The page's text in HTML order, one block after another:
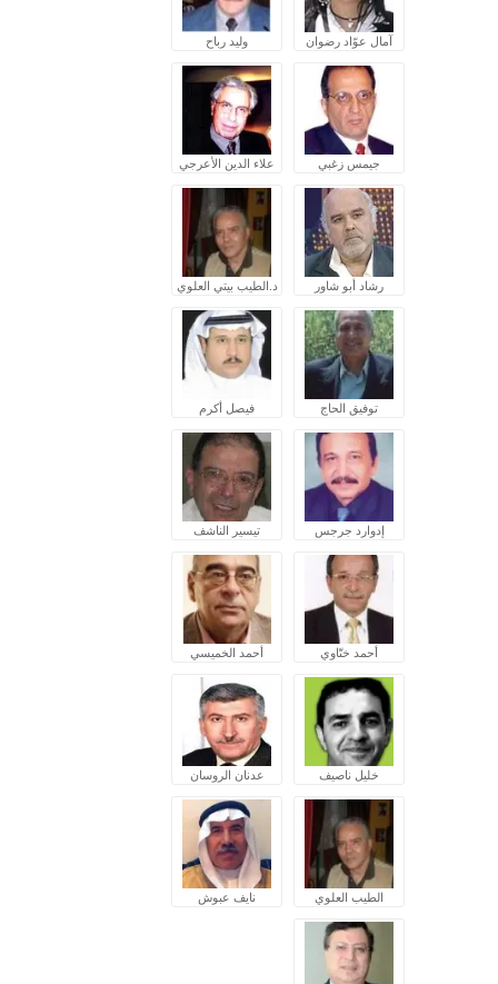
آمال عوّاد رضوان وليد رباح
جيمس زغبي علاء الدين الأعرجي
رشاد أبو شاور د.الطيب بيتي العلوي
توفيق الحاج فيصل أكرم
إدوارد جرجس تيسير الناشف
أحمد ختّاوي أحمد الخميسي
خليل ناصيف عدنان الروسان
الطيب العلوي نايف عبوش